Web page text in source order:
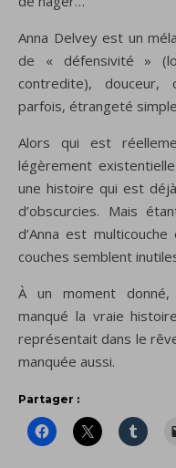
Anna Delvey est un
de « défensivité »
contredite), douceur,
parfois, étrangeté
Alors qui est
légèrement
une histoire qui est
d’obscurcies. Mais
d’Anna est
couches semblent
À un moment donné,
manqué la vraie
représentait dans le
manquée aussi.
Partager :